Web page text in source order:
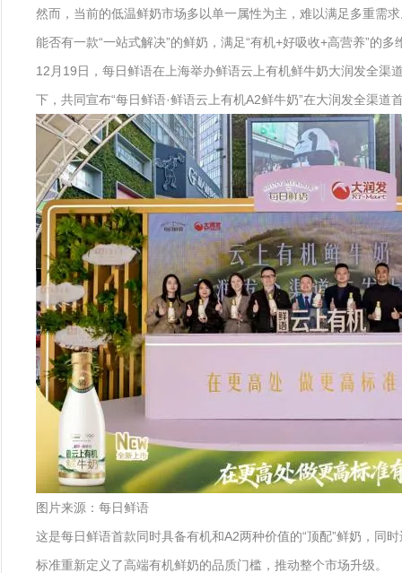
然而，当前的低温鲜奶市场多以单一属性为主，难以满足多重需
能否有一款“一站式解决”的鲜奶，满足“有机+好吸收+高营养”的多
12月19日，每日鲜语在上海举办鲜语云上有机鲜牛奶大润发全渠
下，共同宣布“每日鲜语·鲜语云上有机A2鲜牛奶”在大润发全渠道
图片来源：每日鲜语
这是每日鲜语首款同时具备有机和A2两种价值的“顶配”鲜奶，同
标准重新定义了高端有机鲜奶的品质门槛，推动整个市场升级。